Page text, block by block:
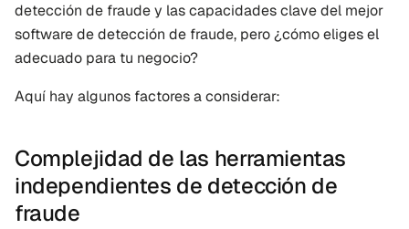
detección de fraude y las capacidades clave del mejor
software de detección de fraude, pero ¿cómo eliges el
adecuado para tu negocio?
Aquí hay algunos factores a considerar:
Complejidad de las herramientas
independientes de detección de
fraude